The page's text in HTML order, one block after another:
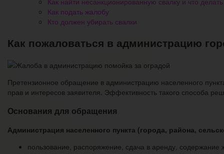
Как подать жалобу
Кто должен убирать свалки
Как пожаловаться в администрацию
Претензионное обращение в администрацию населенного
прав и интересов заявителя. Эффективность такого способа
Основания для обращения
Администрация населенного пункта (города, района,
пользование, распоряжение, сдача в аренду,